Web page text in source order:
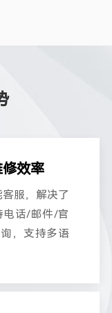
效率
服，解决了
电话/邮件/官
，支持多语